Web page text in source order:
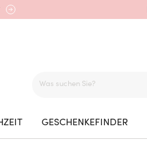
von Cartier
GESCHENKEFINDER